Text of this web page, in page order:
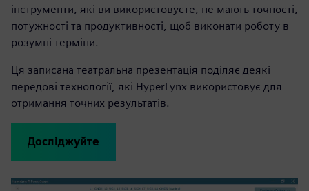
інструменти, які ви використовуєте, не мають точності,
потужності та продуктивності, щоб виконати роботу в
розумні терміни.
Ця записана театральна презентація поділяє деякі
передові технології, які HyperLynx використовує для
отримання точних результатів.
Досліджуйте